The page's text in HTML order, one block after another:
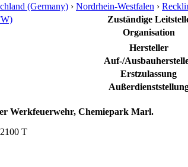
(Germany) › Nordrhein-Westfalen ›
Zuständige
Organisation
Hersteller
Auf-/
Erstzulassung
Werkfeuerwehr, Chemiepark Marl.
T